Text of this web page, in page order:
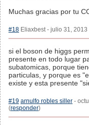
Muchas gracias por tu
#18 Eliaxbest - julio 31,
si el boson de higgs
presente en todo lugar
subatomicas, porque
particulas, y porque es
existe y esta presente
#19 arnulfo robles siller -
(responder)